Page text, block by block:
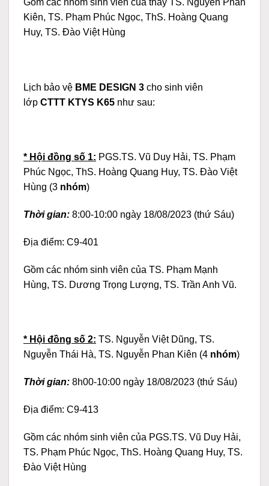
Gồm các nhóm sinh viên của thầy TS. Nguyễn Phan
Kiên, TS. Phạm Phúc Ngọc, ThS. Hoàng Quang
Huy, TS. Đào Việt Hùng
Lịch bảo vệ BME DESIGN 3 cho sinh viên
lớp CTTT KTYS K65 như sau:
* Hội đồng số 1: PGS.TS. Vũ Duy Hải, TS. Phạm
Phúc Ngọc, ThS. Hoàng Quang Huy, TS. Đào Việt
Hùng (3 nhóm)
Thời gian: 8:00-10:00 ngày 18/08/2023 (thứ Sáu)
Địa điểm: C9-401
Gồm các nhóm sinh viên của TS. Phạm Mạnh
Hùng, TS. Dương Trọng Lượng, TS. Trần Anh Vũ.
* Hội đồng số 2: TS. Nguyễn Việt Dũng, TS.
Nguyễn Thái Hà, TS. Nguyễn Phan Kiên (4 nhóm)
Thời gian: 8h00-10:00 ngày 18/08/2023 (thứ Sáu)
Địa điểm: C9-413
Gồm các nhóm sinh viên của PGS.TS. Vũ Duy Hải,
TS. Phạm Phúc Ngọc, ThS. Hoàng Quang Huy, TS.
Đào Việt Hùng